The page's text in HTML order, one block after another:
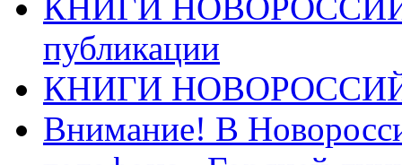
публикации
КНИГИ
Внимание! В